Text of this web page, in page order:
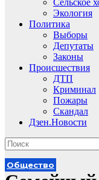
Сельское
Экология
Политика
Выборы
Депутаты
Законы
Происшествия
ДТП
Криминал
Пожары
Скандал
Дзен.Новости
Общество